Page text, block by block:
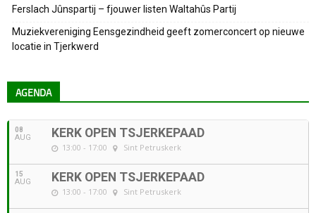
Ferslach Jûnspartij – fjouwer listen Waltahûs Partij
Muziekvereniging Eensgezindheid geeft zomerconcert op nieuwe
locatie in Tjerkwerd
AGENDA
08
AUG KERK OPEN TSJERKEPAAD
13:00 - 17:00 Sint Petruskerk
15
AUG KERK OPEN TSJERKEPAAD
13:00 - 17:00 Sint Petruskerk